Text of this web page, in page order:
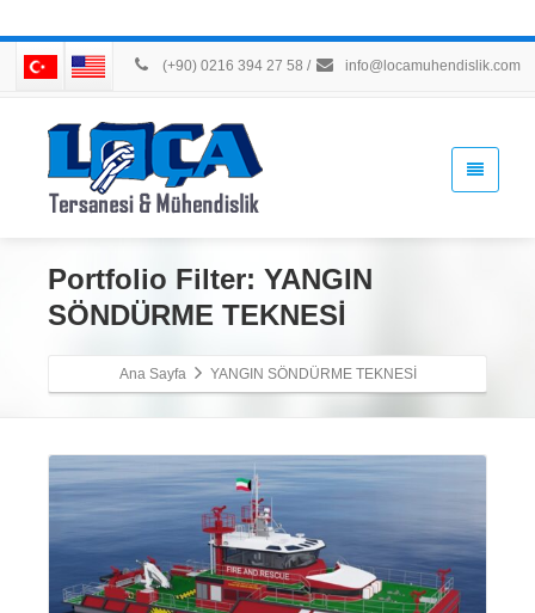
(+90) 0216 394 27 58 / info@locamuhendislik.com
Portfolio Filter: YANGIN
SÖNDÜRME TEKNESİ
Ana Sayfa YANGIN SÖNDÜRME TEKNESİ